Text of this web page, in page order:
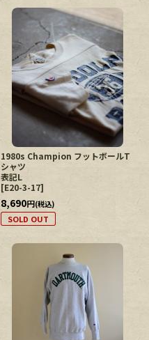
1980s Champion フットボールT
シャツ
表記L
[E20-3-17]
8,690円(税込)
SOLD OUT